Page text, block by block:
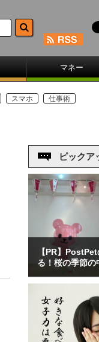
マネー
スマホ 仕事術
ピックア
【PR】
る！桜の季節